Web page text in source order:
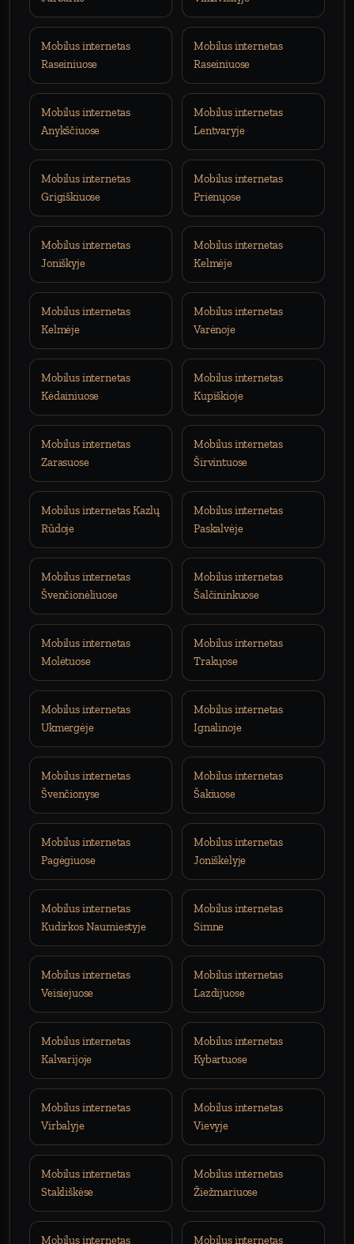
Mobilus internetas
Raseiniuose
Mobilus internetas
Raseiniuose
Mobilus internetas
Anykščiuose
Mobilus internetas
Lentvaryje
Mobilus internetas
Grigiškiuose
Mobilus internetas
Prienųose
Mobilus internetas
Joniškyje
Mobilus internetas
Kelmėje
Mobilus internetas
Kelmėje
Mobilus internetas
Varėnoje
Mobilus internetas
Kėdainiuose
Mobilus internetas
Kupiškioje
Mobilus internetas
Zarasuose
Mobilus internetas
Širvintuose
Mobilus internetas Kazlų
Rūdoje
Mobilus internetas
Paskalvėje
Mobilus internetas
Švenčionėliuose
Mobilus internetas
Šalčininkuose
Mobilus internetas
Molėtuose
Mobilus internetas
Trakųose
Mobilus internetas
Ukmergėje
Mobilus internetas
Ignalinoje
Mobilus internetas
Švenčionyse
Mobilus internetas
Šakiuose
Mobilus internetas
Pagėgiuose
Mobilus internetas
Joniškėlyje
Mobilus internetas
Kudirkos Naumiestyje
Mobilus internetas
Simne
Mobilus internetas
Veisiejuose
Mobilus internetas
Lazdijuose
Mobilus internetas
Kalvarijoje
Mobilus internetas
Kybartuose
Mobilus internetas
Virbalyje
Mobilus internetas
Vievyje
Mobilus internetas
Stakliškėse
Mobilus internetas
Žiežmariuose
Mobilus internetas
Mobilus internetas